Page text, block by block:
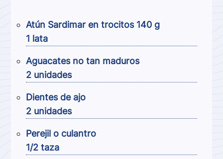
Atún Sardimar en trocitos 140 g
1 lata
Aguacates no tan maduros
2 unidades
Dientes de ajo
2 unidades
Perejil o culantro
1/2 taza